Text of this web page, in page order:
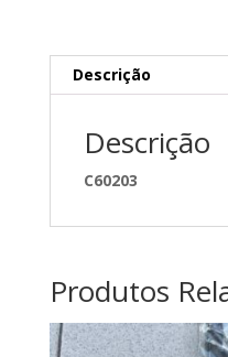
Descrição
Descrição
C60203
Produtos